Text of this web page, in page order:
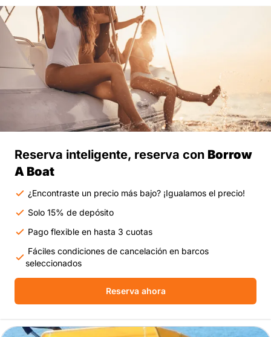
Reserva inteligente, reserva con Borrow
A Boat
¿Encontraste un precio más bajo? ¡Igualamos el precio!
Solo 15% de depósito
Pago flexible en hasta 3 cuotas
Fáciles condiciones de cancelación en barcos
seleccionados
Reserva ahora